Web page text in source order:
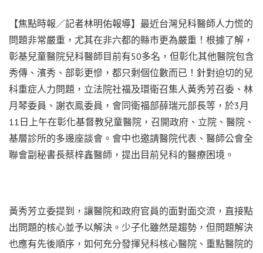
【焦點時報／記者林明佑報導】最近台灣兒科醫師人力慌的
問題非常嚴重，尤其在非六都的縣市更為嚴重！根據了解，
彰基兒童醫院兒科醫師目前有50多名，但彰化其他醫院包含
秀傳、濱秀、部彰更慘，都只剩個位數而已！針對迫切的兒
科重症人力問題，立法院社福及環衛召集人黃秀芳召委、林
月琴委員、謝衣鳯委員，會同衛福部薛瑞元部長等，於3月
11日上午在彰化基督教兒童醫院，召開政府、立院、醫院、
基層診所的多邊座談會。會中也邀請醫院代表、醫師公會全
聯會副秘書長蔡梓鑫醫師，提出目前兒科的醫療困境。
黃秀芳立委提到，讓醫院和政府官員的面對面交流，直接點
出問題的核心並予以解決。少子化雖然是趨勢，但問題解決
也應有先後順序，如何充分發揮兒科核心醫院、重點醫院的